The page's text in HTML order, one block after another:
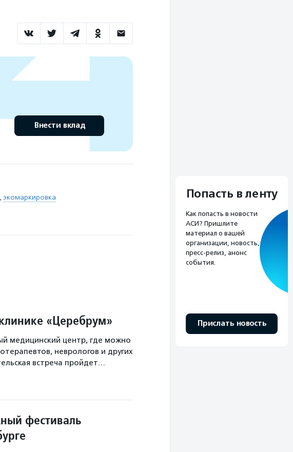
Внести вклад
, экомаркировка
«Церебрум»
медицинский центр, где можно
неврологов и других
встреча пройдет…
фестиваль
Попасть в ленту
Как попасть в новости
АСИ? Пришлите
материал о вашей
организации, новость,
пресс-релиз, анонс
события.
Прислать новость